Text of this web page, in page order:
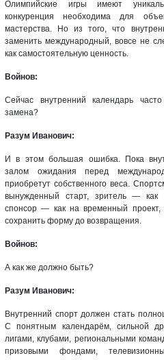
Олимпийские игры имеют
конкуренция необходима для
мастерства. Но из того, что
заменить международный, вовсе не
как самостоятельную ценность.
Войнов:
Сейчас внутренний календарь
замена?
Разум Иванович:
И в этом большая ошибка. Пока
залом ожидания перед
приобретут собственного веса.
вынужденный старт, зритель — как
спонсор — как на временный
сохранить форму до возвращения.
Войнов:
А как же должно быть?
Разум Иванович:
Внутренний спорт должен стать
С понятным календарём, сильной
лигами, клубами, региональными
призовыми фондами,